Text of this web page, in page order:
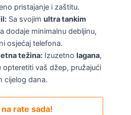
pristajanje i zaštitu.
Sa svojim ultra tankim
dodaje minimalnu debljinu,
osjećaj telefona.
težina:Izuzetno lagana,
opteretiti vaš džep, pružajući
cijelog dana.
rate sada!